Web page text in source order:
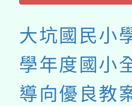
大坑國民小
學年度國小
導向優良教